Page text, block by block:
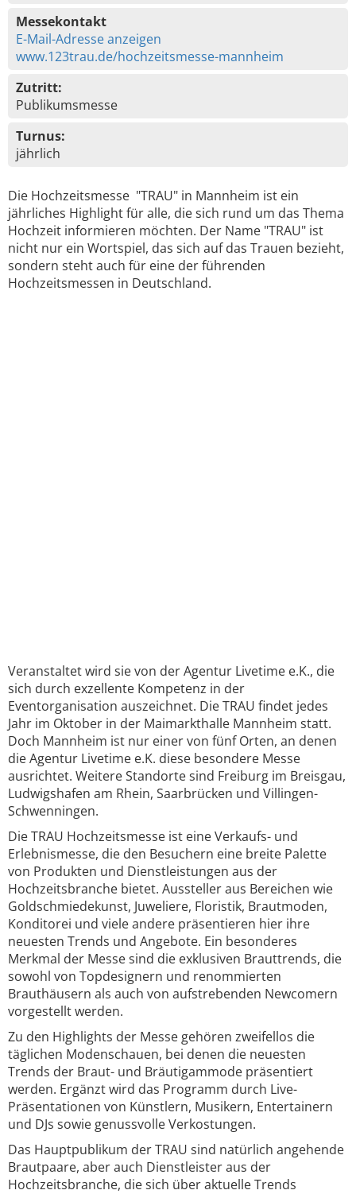
Messekontakt
E-Mail-Adresse anzeigen
www.123trau.de/hochzeitsmesse-mannheim
Zutritt:
Publikumsmesse
Turnus:
jährlich
Die Hochzeitsmesse "TRAU" in Mannheim ist ein
jährliches Highlight für alle, die sich rund um das Thema
Hochzeit informieren möchten. Der Name "TRAU" ist
nicht nur ein Wortspiel, das sich auf das Trauen bezieht,
sondern steht auch für eine der führenden
Hochzeitsmessen in Deutschland.
Veranstaltet wird sie von der Agentur Livetime e.K., die
sich durch exzellente Kompetenz in der
Eventorganisation auszeichnet. Die TRAU findet jedes
Jahr im Oktober in der Maimarkthalle Mannheim statt.
Doch Mannheim ist nur einer von fünf Orten, an denen
die Agentur Livetime e.K. diese besondere Messe
ausrichtet. Weitere Standorte sind Freiburg im Breisgau,
Ludwigshafen am Rhein, Saarbrücken und Villingen-
Schwenningen.
Die TRAU Hochzeitsmesse ist eine Verkaufs- und
Erlebnismesse, die den Besuchern eine breite Palette
von Produkten und Dienstleistungen aus der
Hochzeitsbranche bietet. Aussteller aus Bereichen wie
Goldschmiedekunst, Juweliere, Floristik, Brautmoden,
Konditorei und viele andere präsentieren hier ihre
neuesten Trends und Angebote. Ein besonderes
Merkmal der Messe sind die exklusiven Brauttrends, die
sowohl von Topdesignern und renommierten
Brauthäusern als auch von aufstrebenden Newcomern
vorgestellt werden.
Zu den Highlights der Messe gehören zweifellos die
täglichen Modenschauen, bei denen die neuesten
Trends der Braut- und Bräutigammode präsentiert
werden. Ergänzt wird das Programm durch Live-
Präsentationen von Künstlern, Musikern, Entertainern
und DJs sowie genussvolle Verkostungen.
Das Hauptpublikum der TRAU sind natürlich angehende
Brautpaare, aber auch Dienstleister aus der
Hochzeitsbranche, die sich über aktuelle Trends